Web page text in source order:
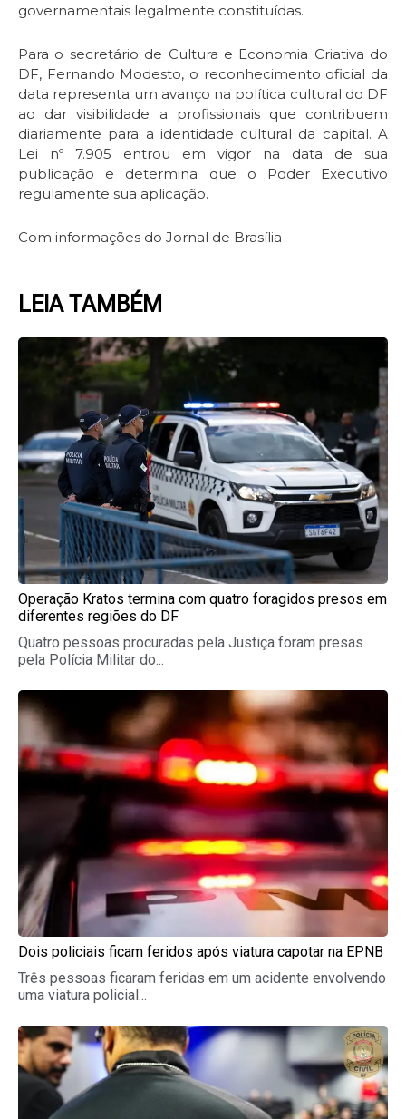
governamentais legalmente constituídas.
Para o secretário de Cultura e Economia Criativa do
DF, Fernando Modesto, o reconhecimento oficial da
data representa um avanço na política cultural do DF
ao dar visibilidade a profissionais que contribuem
diariamente para a identidade cultural da capital. A
Lei nº 7.905 entrou em vigor na data de sua
publicação e determina que o Poder Executivo
regulamente sua aplicação.
Com informações do Jornal de Brasília
LEIA TAMBÉM
Operação Kratos termina com quatro foragidos presos em
diferentes regiões do DF
Quatro pessoas procuradas pela Justiça foram presas
pela Polícia Militar do...
Dois policiais ficam feridos após viatura capotar na EPNB
Três pessoas ficaram feridas em um acidente envolvendo
uma viatura policial...
PagePagePagePage